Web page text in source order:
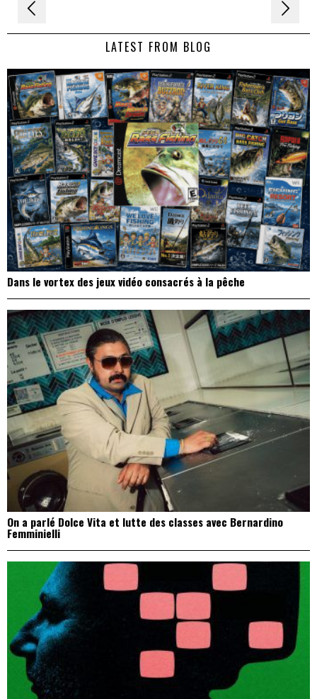
de LATEST FROM BLOG
Dans le vortex des jeux vidéo consacrés à la pêche
On a parlé Dolce Vita et lutte des classes avec Bernardino
Femminielli